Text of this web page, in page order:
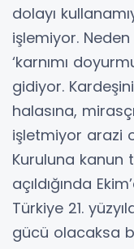
dolayı
işlemiyor.
‘karnımı
gidiyor.
halasına,
işletmiyor arazi
Kuruluna kanun
açıldığında
Türkiye 21.
gücü olacaksa